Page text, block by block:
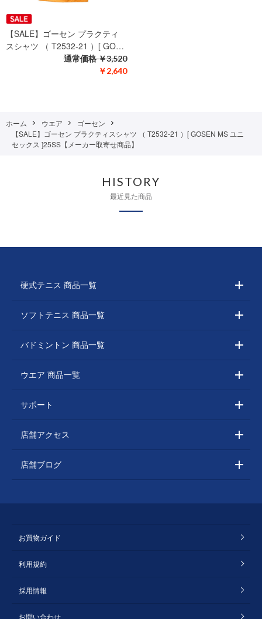
【SALE】ゴーセン プラクティ
スシャツ （ T2532-21 ）[ GO…
￥2,640
通常価格￥3,520
ホーム ウエア
ゴーセン
【SALE】ゴーセン プラクティスシャツ （ T2532-21 ）[ GOSEN MS ユニ
セックス ]25SS【メーカー取寄せ商品】
HISTORY
最近見た商品
硬式テニス 商品一覧
ソフトテニス 商品一覧
バドミントン 商品一覧
ウエア 商品一覧
サポート
店舗アクセス
店舗ブログ
お買物ガイド
利用規約
採用情報
お問い合わせ